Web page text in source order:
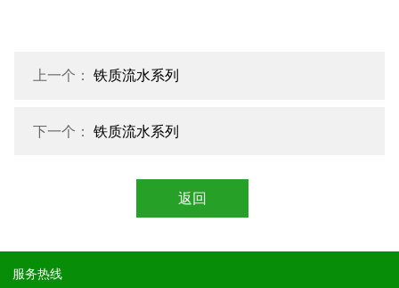
上一个： 铁质流水系列
下一个： 铁质流水系列
返回
服务热线